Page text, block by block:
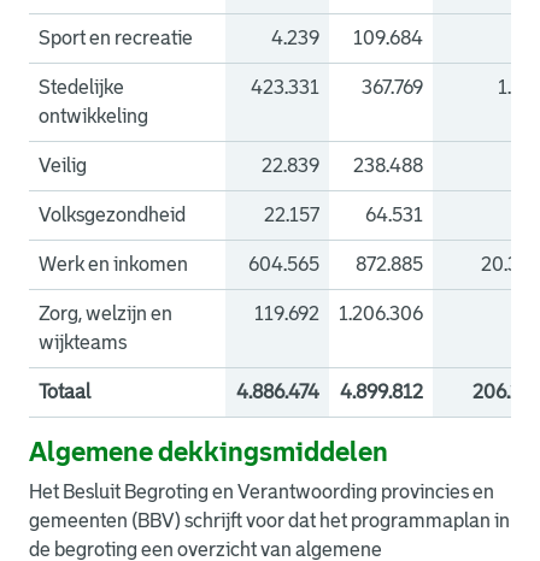
Sport en recreatie 4.239 109.684
Stedelijke
ontwikkeling
423.331 367.769 1.712
Veilig 22.839 238.488
Volksgezondheid 22.157 64.531
Werk en inkomen 604.565 872.885 20.354
Zorg, welzijn en
wijkteams
119.692 1.206.306
Totaal 4.886.474 4.899.812 206.215
Algemene dekkingsmiddelen
Het Besluit Begroting en Verantwoording provincies en
gemeenten (BBV) schrijft voor dat het programmaplan in
de begroting een overzicht van algemene